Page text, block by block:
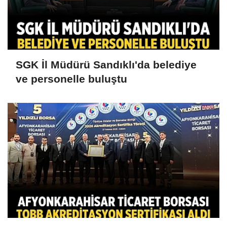
SGK İl Müdürü Sandıklı'da belediye
ve personelle buluştu